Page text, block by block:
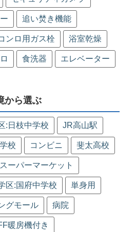
追い焚き機能
ンロ用ガス栓 浴室乾燥
食洗器 エレベーター
から選ぶ
:日枝中学校 JR高山駅
校 コンビニ 斐太高校
スーパーマーケット
区:国府中学校 単身用
グモール 病院
暖房機付き